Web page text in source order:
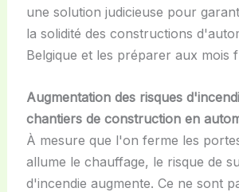
une solution judicieuse pour
la solidité des constructions
Belgique et les préparer aux mois
Augmentation des risques
chantiers de construction en
À mesure que l'on ferme les
allume le chauffage, le risque de
d'incendie augmente. Ce ne sont